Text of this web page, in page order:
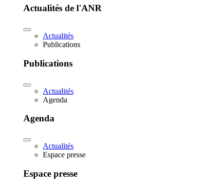
Actualités de l'ANR
Actualités
Publications
Publications
Actualités
Agenda
Agenda
Actualités
Espace presse
Espace presse